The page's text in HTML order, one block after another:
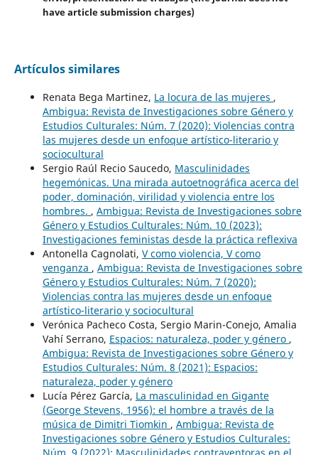
have article submission charges)
Artículos similares
Renata Bega Martinez, La locura de las mujeres ,
Ambigua: Revista de Investigaciones sobre Género y
Estudios Culturales: Núm. 7 (2020): Violencias contra
las mujeres desde un enfoque artístico-literario y
sociocultural
Sergio Raúl Recio Saucedo, Masculinidades
hegemónicas. Una mirada autoetnográfica acerca del
poder, dominación, virilidad y violencia entre los
hombres. , Ambigua: Revista de Investigaciones sobre
Género y Estudios Culturales: Núm. 10 (2023):
Investigaciones feministas desde la práctica reflexiva
Antonella Cagnolati, V como violencia, V como
venganza , Ambigua: Revista de Investigaciones sobre
Género y Estudios Culturales: Núm. 7 (2020):
Violencias contra las mujeres desde un enfoque
artístico-literario y sociocultural
Verónica Pacheco Costa, Sergio Marin-Conejo, Amalia
Vahí Serrano, Espacios: naturaleza, poder y género ,
Ambigua: Revista de Investigaciones sobre Género y
Estudios Culturales: Núm. 8 (2021): Espacios:
naturaleza, poder y género
Lucía Pérez García, La masculinidad en Gigante
(George Stevens, 1956): el hombre a través de la
música de Dimitri Tiomkin , Ambigua: Revista de
Investigaciones sobre Género y Estudios Culturales:
Núm. 9 (2022): Masculinidades contraventoras en el